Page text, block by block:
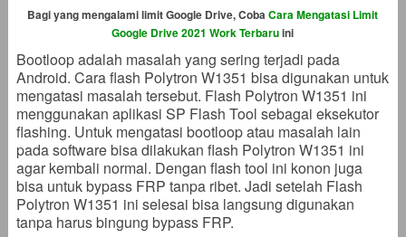
Bagi yang mengalami limit Google Drive, CobaCara Mengatasi Limit
Google Drive 2021 Work Terbaruini
Bootloop adalah masalah yang sering terjadi pada
Android. Cara flash Polytron W1351 bisa digunakan untuk
mengatasi masalah tersebut. Flash Polytron W1351 ini
menggunakan aplikasi SP Flash Tool sebagai eksekutor
flashing. Untuk mengatasi bootloop atau masalah lain
pada software bisa dilakukan flash Polytron W1351 ini
agar kembali normal. Dengan flash tool ini konon juga
bisa untuk bypass FRP tanpa ribet. Jadi setelah Flash
Polytron W1351 ini selesai bisa langsung digunakan
tanpa harus bingung bypass FRP.